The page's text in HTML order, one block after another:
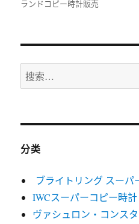
布
类
ランドコピー時計販売
搜
索：
分类
ブライトリング スーパ
IWCスーパーコピー時計
ヴァシュロン・コンス